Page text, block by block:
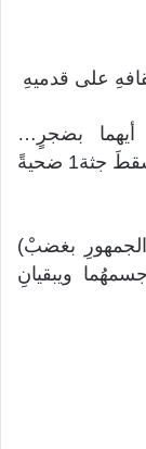
وجثة2 متأملاً أيهما بضجرٍ…
يتصارعونَ في ما بينهما لمدةِ دقيقتين…يسقطَ جثة1 ضحيةً
الجمهورِ بغضبْ)
جسمهُما ويبقيانِ